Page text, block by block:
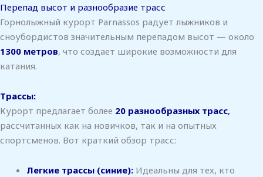
Перепад высот и разнообразие трасс
Горнолыжный курорт Parnassos радует лыжников и
сноубордистов значительным перепадом высот — около
1300 метров, что создает широкие возможности для
катания.
Трассы:
Курорт предлагает более 20 разнообразных трасс,
рассчитанных как на новичков, так и на опытных
спортсменов. Вот краткий обзор трасс:
Легкие трассы (синие): Идеальны для тех, кто